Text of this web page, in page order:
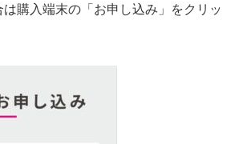
購入端末の「お申し込み」をクリッ